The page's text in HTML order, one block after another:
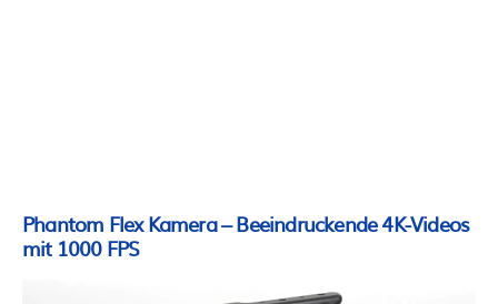
Phantom Flex Kamera – Beeindruckende 4K-Videos
mit 1000 FPS